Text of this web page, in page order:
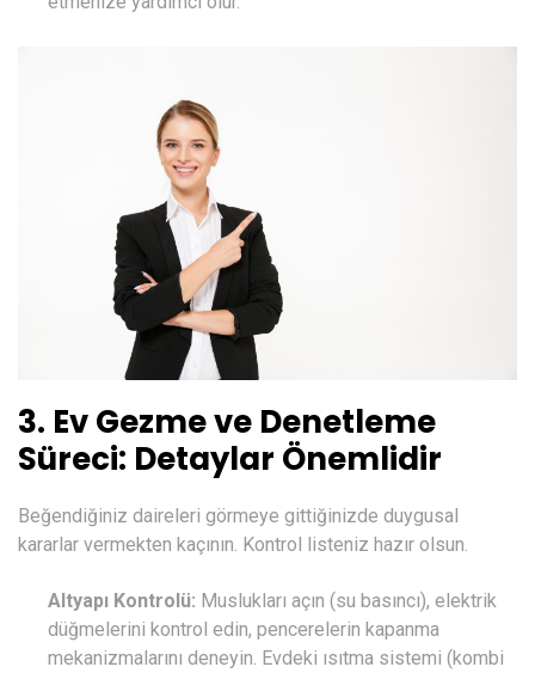
3. Ev Gezme ve Denetleme
Süreci: Detaylar Önemlidir
Beğendiğiniz daireleri görmeye gittiğinizde duygusal
kararlar vermekten kaçının. Kontrol listeniz hazır olsun.
Altyapı Kontrolü: Muslukları açın (su basıncı), elektrik
düğmelerini kontrol edin, pencerelerin kapanma
mekanizmalarını deneyin. Evdeki ısıtma sistemi (kombi